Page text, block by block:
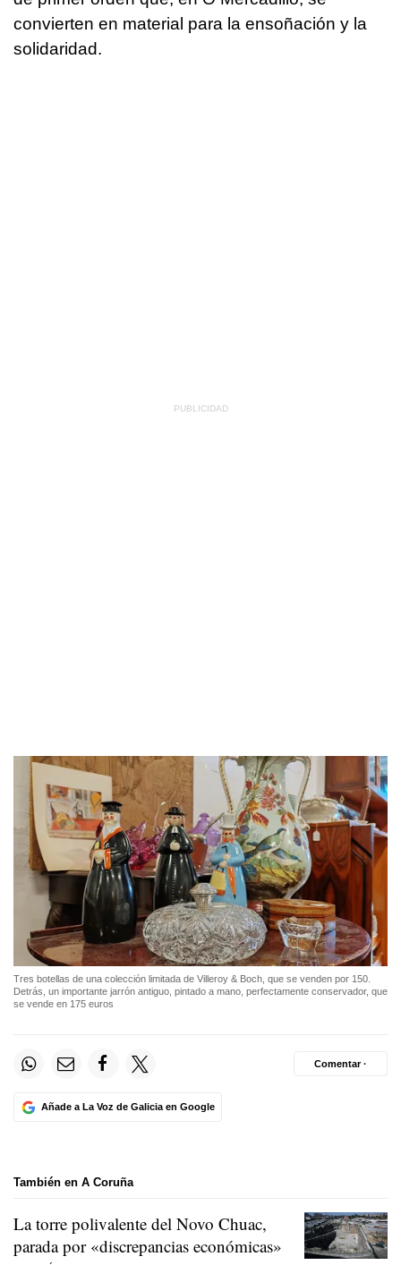
convierten en material para la ensoñación y la
solidaridad.
Tres botellas de una colección limitada de Villeroy & Boch, que se venden por 150.
Detrás, un importante jarrón antiguo, pintado a mano, perfectamente conservador, que
se vende en 175 euros
Añade a La Voz de Galicia en Google
Comentar ·
También en A Coruña
La torre polivalente del Novo Chuac,
parada por «discrepancias económicas»